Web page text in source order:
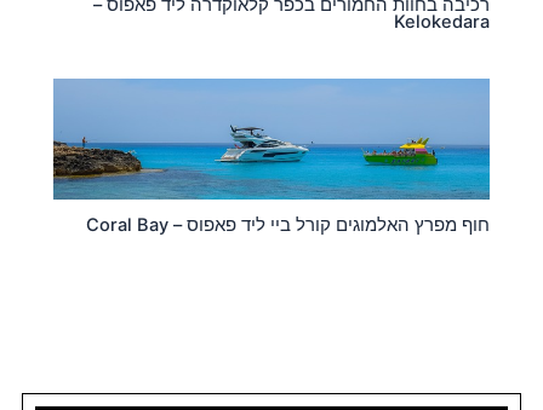
רכיבה בחוות החמורים בכפר קלאוקדרה ליד פאפוס –
Kelokedara
חוף מפרץ האלמוגים קורל ביי ליד פאפוס – Coral Bay